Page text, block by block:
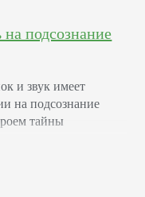
подсознание
и звук имеет
на подсознание
тайны
и
до создания